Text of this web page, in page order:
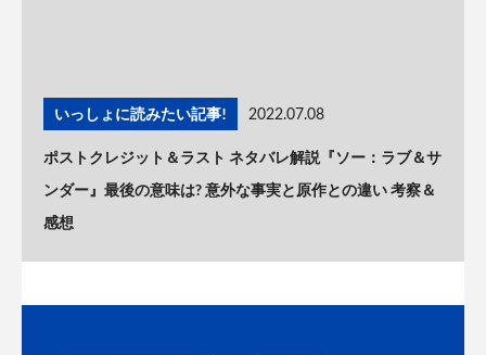
いっしょに読みたい記事! 2022.07.08
ポストクレジット＆ラスト ネタバレ解説『ソー：ラブ＆サ
ンダー』最後の意味は? 意外な事実と原作との違い 考察＆
感想